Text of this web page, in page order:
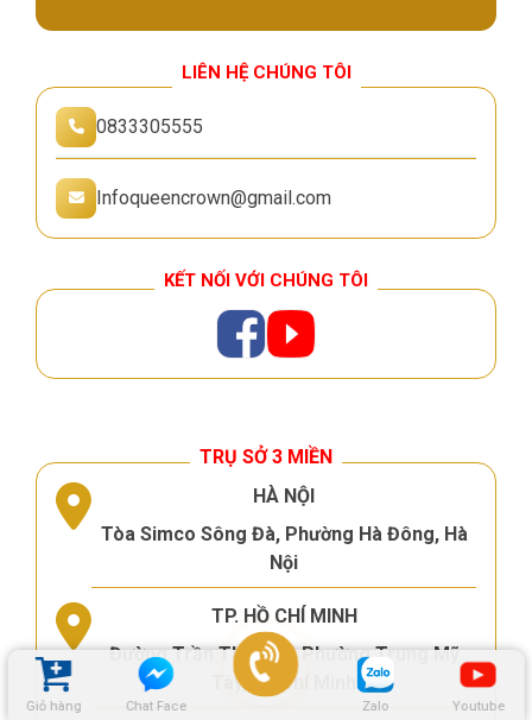
Giỏ hàng Chat Face Zalo Youtube
LIÊN HỆ CHÚNG TÔI
0833305555
Infoqueencrown@gmail.com
KẾT NỐI VỚI CHÚNG TÔI
TRỤ SỞ 3 MIỀN
HÀ NỘI
Tòa Simco Sông Đà, Phường Hà Đông, Hà
Nội
TP. HỒ CHÍ MINH
Đường Trần Thị Năm, Phường Trung Mỹ
Tây, Hồ Chí Minh